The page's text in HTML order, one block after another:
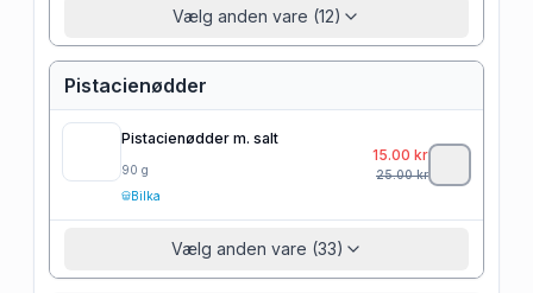
Vælg anden vare (12)
Pistacienødder
Pistacienødder m. salt
90 g
Bilka
15.00 kr
25.00kr
Vælg anden vare (33)